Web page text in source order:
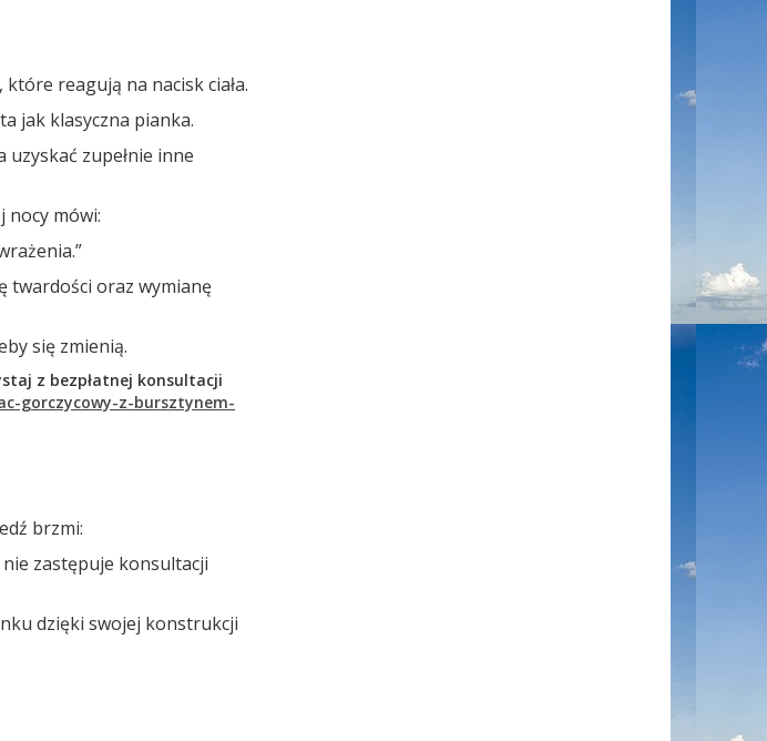
reagują na nacisk ciała.
jak klasyczna pianka.
zupełnie inne
nocy mówi:
twardości oraz wymianę
się zmienią.
z bezpłatnej konsultacji
gorczycowy-z-bursztynem-
brzmi:
zastępuje konsultacji
dzięki swojej konstrukcji